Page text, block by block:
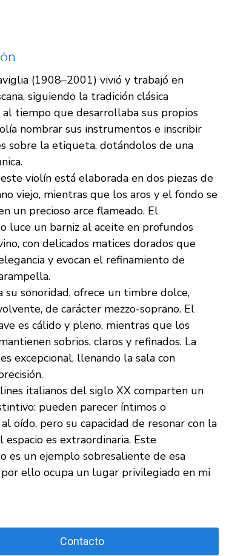
(1908–2001) vivió y trabajó en
siguiendo la tradición clásica
al tiempo que desarrollaba sus propios
nombrar sus instrumentos e inscribir
sobre la etiqueta, dotándolos de una
violín está elaborada en dos piezas de
viejo, mientras que los aros y el fondo se
un precioso arce flameado. El
luce un barniz al aceite en profundos
con delicados matices dorados que
y evocan el refinamiento de
su sonoridad, ofrece un timbre dolce,
de carácter mezzo-soprano. El
es cálido y pleno, mientras que los
sobrios, claros y refinados. La
excepcional, llenando la sala con
italianos del siglo XX comparten un
pueden parecer íntimos o
oído, pero su capacidad de resonar con la
espacio es extraordinaria. Este
es un ejemplo sobresaliente de esa
ello ocupa un lugar privilegiado en mi
Contacto